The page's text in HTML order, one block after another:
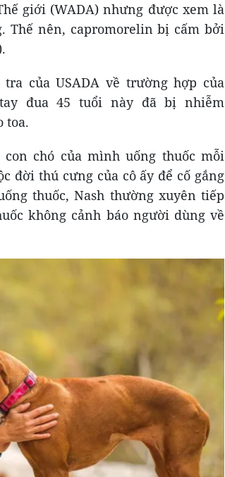
giới (WADA) nhưng được xem là
Thế nên, capromorelin bị cấm bởi
của USADA về trường hợp của
đua 45 tuổi này đã bị nhiễm
toa.
con chó của mình uống thuốc mỗi
đời thú cưng của cô ấy để cố gắng
thuốc, Nash thường xuyên tiếp
không cảnh báo người dùng về